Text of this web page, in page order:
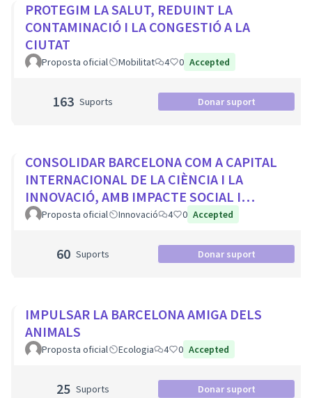
PROTEGIM LA SALUT, REDUINT LA
CONTAMINACIÓ I LA CONGESTIÓ A LA
CIUTAT
Proposta oficial Mobilitat 4 0 Accepted
163 Suports Donar suport
CONSOLIDAR BARCELONA COM A CAPITAL
INTERNACIONAL DE LA CIÈNCIA I LA
INNOVACIÓ, AMB IMPACTE SOCIAL I
PROTAGONISME CIUTADÀ
Proposta oficial Innovació 4 0 Accepted
60 Suports Donar suport
IMPULSAR LA BARCELONA AMIGA DELS
ANIMALS
Proposta oficial Ecologia 4 0 Accepted
25 Suports Donar suport